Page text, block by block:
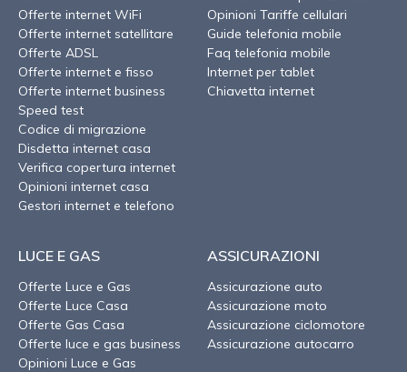
Offerte internet WiFi
Offerte internet satellitare
Offerte ADSL
Offerte internet e fisso
Offerte internet business
Speed test
Codice di migrazione
Disdetta internet casa
Verifica copertura internet
Opinioni internet casa
Gestori internet e telefono
Opinioni Tariffe cellulari
Guide telefonia mobile
Faq telefonia mobile
Internet per tablet
Chiavetta internet
LUCE E GAS
Offerte Luce e Gas
Offerte Luce Casa
Offerte Gas Casa
Offerte luce e gas business
Opinioni Luce e Gas
ASSICURAZIONI
Assicurazione auto
Assicurazione moto
Assicurazione ciclomotore
Assicurazione autocarro